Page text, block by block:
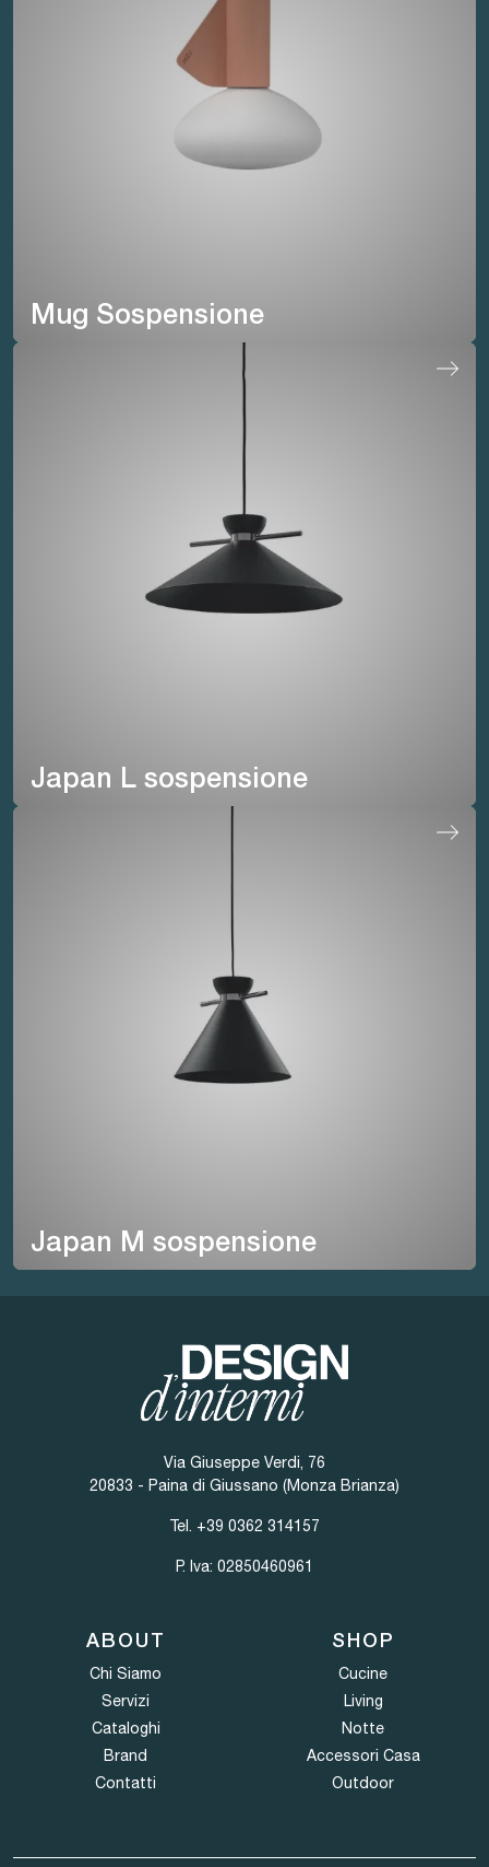
Mug Sospensione
Japan L sospensione
Japan M sospensione
Via Giuseppe Verdi, 76
20833 - Paina di Giussano (Monza Brianza)
Tel. +39 0362 314157
P. Iva: 02850460961
ABOUT
Chi Siamo
Servizi
Cataloghi
Brand
Contatti
SHOP
Cucine
Living
Notte
Accessori Casa
Outdoor